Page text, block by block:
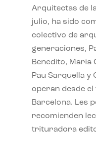
Arquitectas de
julio, ha sido
colectivo de
generaciones,
Benedito, Maria
Pau Sarquella y
operan desde
Barcelona. Les
recomienden
trituradora